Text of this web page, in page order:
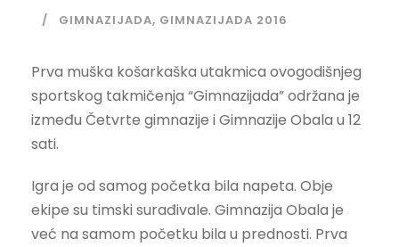
GIMNAZIJADA, GIMNAZIJADA 2016
Prva muška košarkaška utakmica ovogodišnjeg
sportskog takmičenja “Gimnazijada” održana je
između Četvrte gimnazije i Gimnazije Obala u 12
sati.
Igra je od samog početka bila napeta. Obje
ekipe su timski surađivale. Gimnazija Obala je
već na samom početku bila u prednosti. Prva